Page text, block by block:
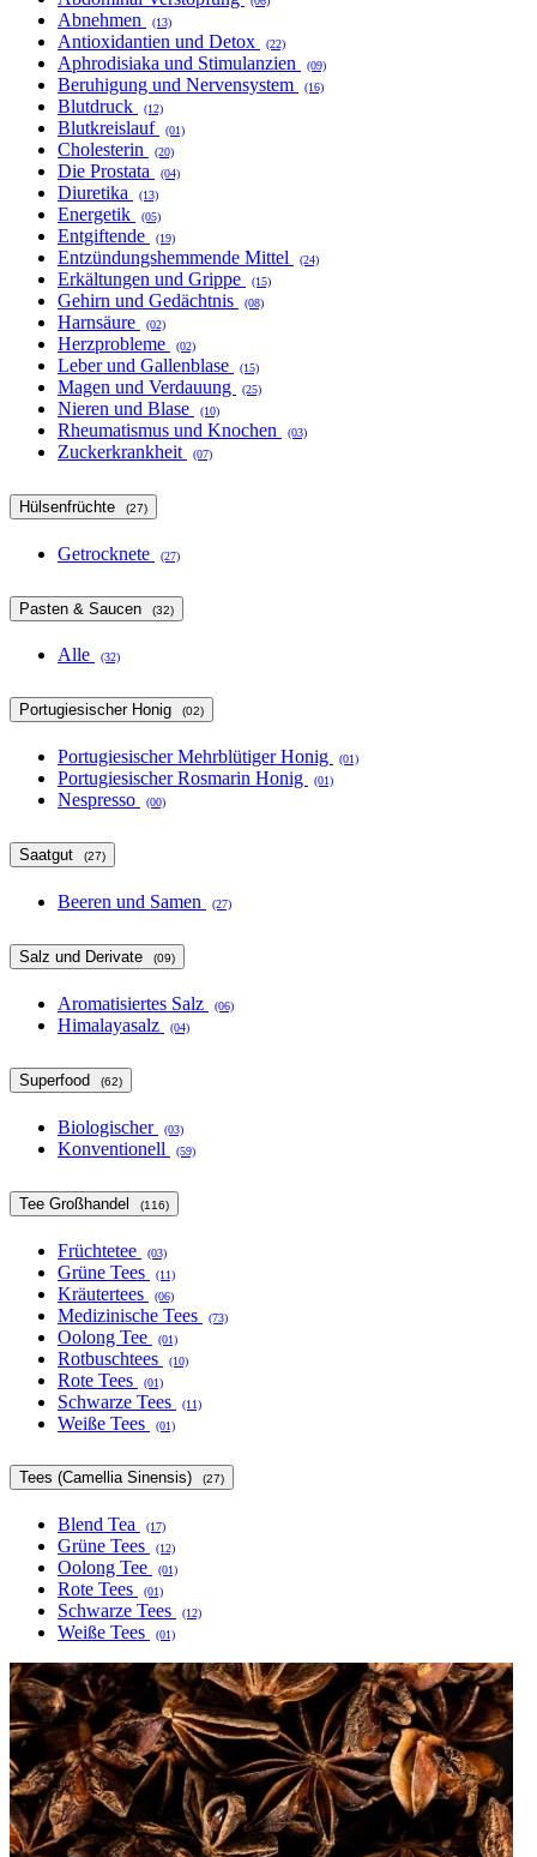
Abnehmen (13)
Antioxidantien und Detox (22)
Aphrodisiaka und Stimulanzien (09)
Beruhigung und Nervensystem (16)
Blutdruck (12)
Blutkreislauf (01)
Cholesterin (20)
Die Prostata (04)
Diuretika (13)
Energetik (05)
Entgiftende (19)
Entzündungshemmende Mittel (24)
Erkältungen und Grippe (15)
Gehirn und Gedächtnis (08)
Harnsäure (02)
Herzprobleme (02)
Leber und Gallenblase (15)
Magen und Verdauung (25)
Nieren und Blase (10)
Rheumatismus und Knochen (03)
Zuckerkrankheit (07)
Hülsenfrüchte (27)
Getrocknete (27)
Pasten & Saucen (32)
Alle (32)
Portugiesischer Honig (02)
Portugiesischer Mehrblütiger Honig (01)
Portugiesischer Rosmarin Honig (01)
Nespresso (00)
Saatgut (27)
Beeren und Samen (27)
Salz und Derivate (09)
Aromatisiertes Salz (06)
Himalayasalz (04)
Superfood (62)
Biologischer (03)
Konventionell (59)
Tee Großhandel (116)
Früchtetee (03)
Grüne Tees (11)
Kräutertees (06)
Medizinische Tees (73)
Oolong Tee (01)
Rotbuschtees (10)
Rote Tees (01)
Schwarze Tees (11)
Weiße Tees (01)
Tees (Camellia Sinensis) (27)
Blend Tea (17)
Grüne Tees (12)
Oolong Tee (01)
Rote Tees (01)
Schwarze Tees (12)
Weiße Tees (01)